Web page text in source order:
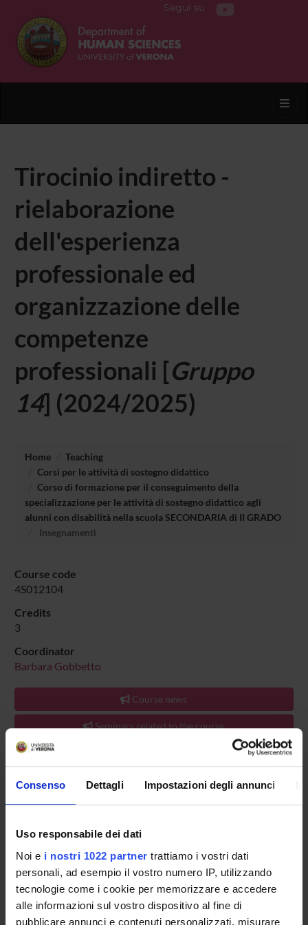
Consenso Dettagli Impostazioni degli annunci
Uso responsabile dei dati
Noi e i nostri 1022 partner trattiamo i vostri dati
personali, ad esempio il vostro numero IP, utilizzando
tecnologie come i cookie per memorizzare e accedere
alle informazioni sul vostro dispositivo al fine di
pubblicare annunci e contenuti personalizzati, misurare
Segui su
Tirocinio indiretto -
rielaborazione
dell'esperienza
professionale ed
organizzazione delle
competenze
professionali [Gruppo
14] (2024/2025)
Home
Teaching
Corsi per le attività di sostegno didattico
Corso di formazione per il conseguimento della
specializzazione per le attività di sostegno didattico agli
alunni con disabilità nella scuola SECONDARIA di II GRADO
Insegnamenti
Course code
4S012104
Credits
3
Coordinator
Barbara Gobbetto
Course news
Seminars related to the course
TEACHING IS ORGANISED AS FOLLOWS:
UNIT
RIELABORAZIONE CON IL TUTOR COORDINATORE
Overview
Enrolment Policy